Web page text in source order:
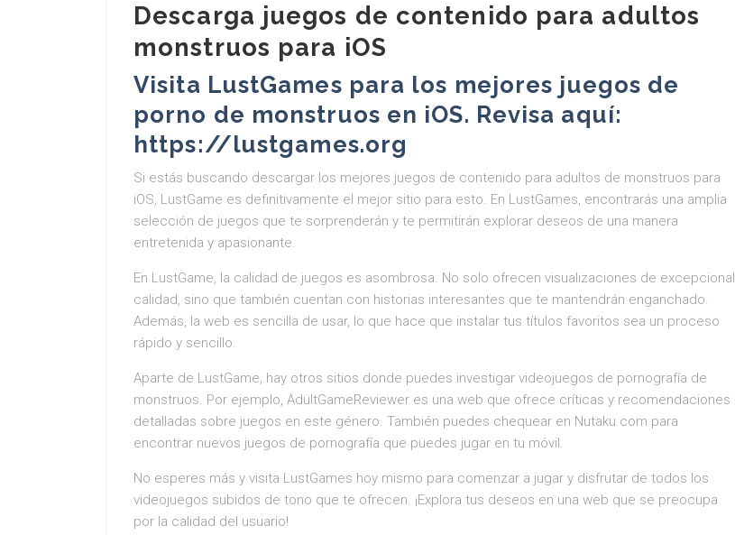
Descarga juegos de contenido para adultos
monstruos para iOS
Visita LustGames para los mejores juegos de
porno de monstruos en iOS. Revisa aquí:
https://lustgames.org
Si estás buscando descargar los mejores juegos de contenido para adultos de monstruos para
iOS, LustGame es definitivamente el mejor sitio para esto. En LustGames, encontrarás una amplia
selección de juegos que te sorprenderán y te permitirán explorar deseos de una manera
entretenida y apasionante.
En LustGame, la calidad de juegos es asombrosa. No solo ofrecen visualizaciones de excepcional
calidad, sino que también cuentan con historias interesantes que te mantendrán enganchado.
Además, la web es sencilla de usar, lo que hace que instalar tus títulos favoritos sea un proceso
rápido y sencillo.
Aparte de LustGame, hay otros sitios donde puedes investigar videojuegos de pornografía de
monstruos. Por ejemplo, AdultGameReviewer es una web que ofrece críticas y recomendaciones
detalladas sobre juegos en este género. También puedes chequear en Nutaku.com para
encontrar nuevos juegos de pornografía que puedes jugar en tu móvil.
No esperes más y visita LustGames hoy mismo para comenzar a jugar y disfrutar de todos los
videojuegos subidos de tono que te ofrecen. ¡Explora tus deseos en una web que se preocupa
por la calidad del usuario!